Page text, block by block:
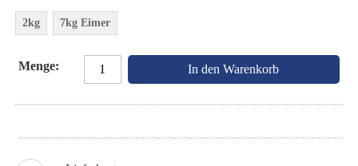
2kg 7kg Eimer
Menge In den Warenkorb